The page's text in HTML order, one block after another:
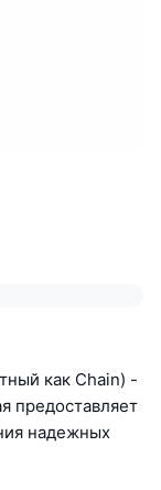
как Chain) -
предоставляет
надежных